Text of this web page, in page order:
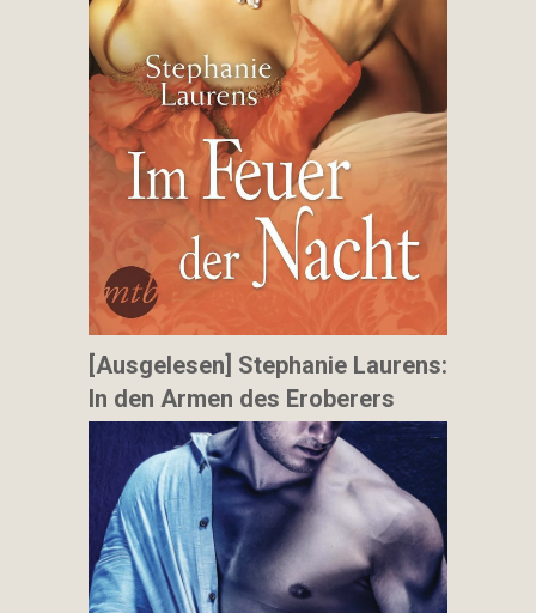
[Ausgelesen] Stephanie Laurens:
In den Armen des Eroberers